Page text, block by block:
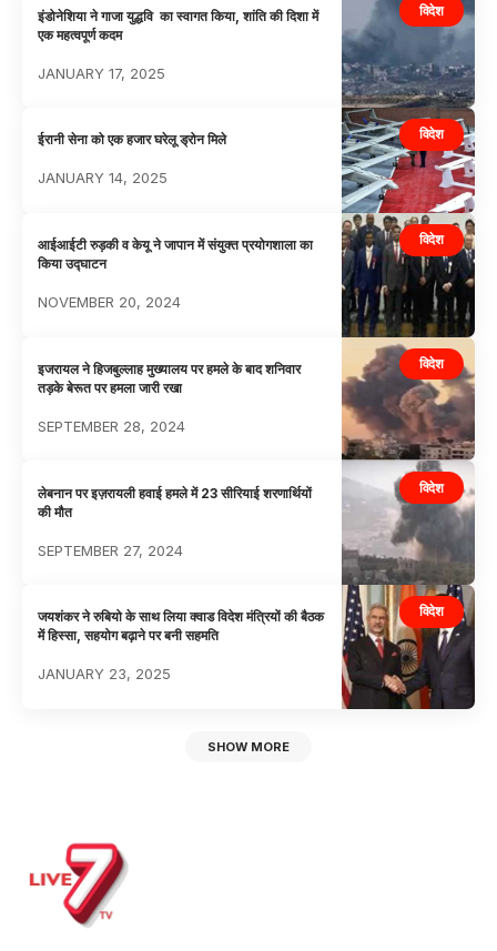
विदेश
इंडोनेशिया ने गाजा युद्धवि का स्वागत किया, शांति की दिशा में
एक महत्वपूर्ण कदम
JANUARY 17, 2025
विदेश
ईरानी सेना को एक हजार घरेलू ड्रोन मिले
JANUARY 14, 2025
विदेश
आईआईटी रुड़की व केयू ने जापान में संयुक्त प्रयोगशाला का
किया उद्घाटन
NOVEMBER 20, 2024
विदेश
इजरायल ने हिजबुल्लाह मुख्यालय पर हमले के बाद शनिवार
तड़के बेरूत पर हमला जारी रखा
SEPTEMBER 28, 2024
विदेश
लेबनान पर इज़रायली हवाई हमले में 23 सीरियाई शरणार्थियों
की मौत
SEPTEMBER 27, 2024
विदेश
जयशंकर ने रुबियो के साथ लिया क्वाड विदेश मंत्रियों की बैठक
में हिस्सा, सहयोग बढ़ाने पर बनी सहमति
JANUARY 23, 2025
SHOW MORE